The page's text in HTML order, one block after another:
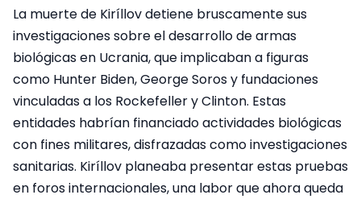
La muerte de Kiríllov detiene bruscamente sus
investigaciones sobre el desarrollo de armas
biológicas en Ucrania, que implicaban a figuras
como Hunter Biden, George Soros y fundaciones
vinculadas a los Rockefeller y Clinton. Estas
entidades habrían financiado actividades biológicas
con fines militares, disfrazadas como investigaciones
sanitarias. Kiríllov planeaba presentar estas pruebas
en foros internacionales, una labor que ahora queda